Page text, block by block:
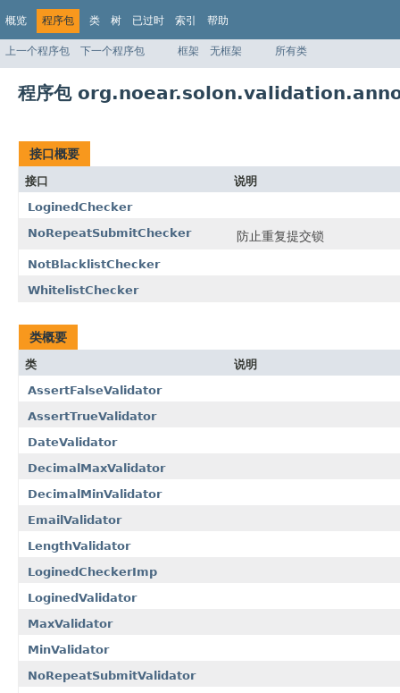
概览 程序包 类 树 已过时 索引 帮助
上一个程序包 下一个程序包 框架 无框架 所有类
程序包
接口概要
接口
说明
LoginedChecker
NoRepeatSubmitChecker
防止重复提交锁
NotBlacklistChecker
WhitelistChecker
类概要
类
说明
AssertFalseValidator
AssertTrueValidator
DateValidator
DecimalMaxValidator
DecimalMinValidator
EmailValidator
LengthValidator
LoginedCheckerImp
LoginedValidator
MaxValidator
MinValidator
NoRepeatSubmitValidator